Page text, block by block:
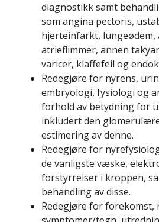
diagnostikk samt
som angina pectoris,
hjerteinfarkt, lungeødem,
atrieflimmer, annen
varicer, klaffefeil og
Redegjøre for nyrens,
embryologi, fysiologi og
forhold av betydning for
inkludert den
estimering av denne.
Redegjøre for
de vanligste væske,
forstyrrelser i kroppen,
behandling av disse.
Redegjøre for